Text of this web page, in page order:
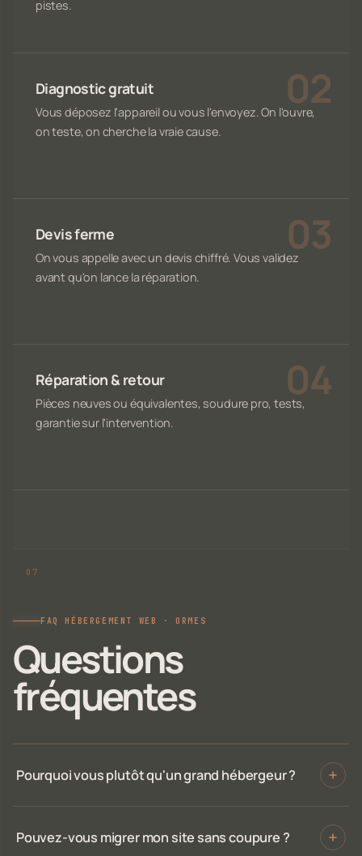
pistes.
Diagnostic gratuit
Vous déposez l'appareil ou vous l'envoyez. On l'ouvre,
on teste, on cherche la vraie cause.
Devis ferme
On vous appelle avec un devis chiffré. Vous validez
avant qu'on lance la réparation.
Réparation & retour
Pièces neuves ou équivalentes, soudure pro, tests,
garantie sur l'intervention.
FAQ HÉBERGEMENT WEB · ORMES
Questions
fréquentes
Pourquoi vous plutôt qu'un grand hébergeur ?
Pouvez-vous migrer mon site sans coupure ?